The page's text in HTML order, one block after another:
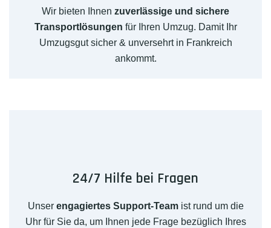
Wir bieten Ihnen zuverlässige und sichere
Transportlösungen für Ihren Umzug. Damit Ihr
Umzugsgut sicher & unversehrt in Frankreich
ankommt.
24/7 Hilfe bei Fragen
Unser engagiertes Support-Teamist rund um die
Uhr für Sie da, um Ihnen jede Frage bezüglich Ihres